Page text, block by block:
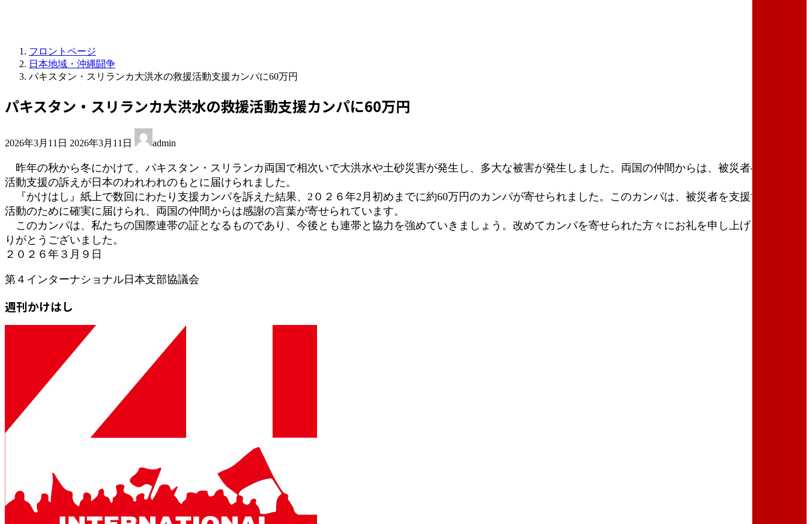
フロントページ
日本地域・沖縄闘争
パキスタン・スリランカ大洪水の救援活動支援カンパに60万円
パキスタン・スリランカ大洪水の救援活動支援カンパに60万円
2026年3月11日 終
新
日
時
:
2026年3月11日 admin
昨年の秋から冬にかけて、パキスタン・スリランカ両国で相次いで大洪水や土砂災害が発生し、多大な被害が発生しました。両国の仲間からは、被災者への救援
活動支援の訴えが日本のわれわれのもとに届けられました。
『かけはし』紙上で数回にわたり支援カンパを訴えた結果、2０２６年2月初めまでに約60万円のカンパが寄せられました。このカンパは、被災者を支援する救援
活動のために確実に届けられ、両国の仲間からは感謝の言葉が寄せられています。
このカンパは、私たちの国際連帯の証となるものであり、今後とも連帯と協力を強めていきましょう。改めてカンパを寄せられた方々にお礼を申し上げます。あ
りがとうございました。
２０２６年３月９日
第４インターナショナル日本支部協議会
週刊かけはし